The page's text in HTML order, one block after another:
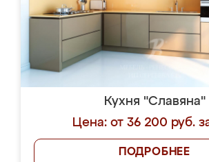
Кухня "Славяна"
Цена: от 36 200 руб.
ПОДРОБНЕЕ